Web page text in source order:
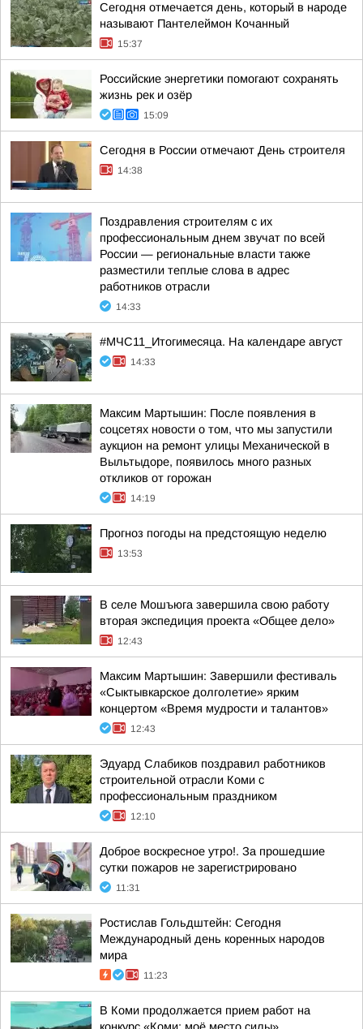
Сегодня отмечается день, который в народе
называют Пантелеймон Кочанный
15:37
Российские энергетики помогают сохранять
жизнь рек и озёр
15:09
Сегодня в России отмечают День строителя
14:38
Поздравления строителям с их
профессиональным днем звучат по всей
России — региональные власти также
разместили теплые слова в адрес
работников отрасли
14:33
#МЧС11_Итогимесяца. На календаре август
14:33
Максим Мартышин: После появления в
соцсетях новости о том, что мы запустили
аукцион на ремонт улицы Механической в
Выльтыдоре, появилось много разных
откликов от горожан
14:19
Прогноз погоды на предстоящую неделю
13:53
В селе Мошъюга завершила свою работу
вторая экспедиция проекта «Общее дело»
12:43
Максим Мартышин: Завершили фестиваль
«Сыктывкарское долголетие» ярким
концертом «Время мудрости и талантов»
12:43
Эдуард Слабиков поздравил работников
строительной отрасли Коми с
профессиональным праздником
12:10
Доброе воскресное утро!. За прошедшие
сутки пожаров не зарегистрировано
11:31
Ростислав Гольдштейн: Сегодня
Международный день коренных народов
мира
11:23
В Коми продолжается прием работ на